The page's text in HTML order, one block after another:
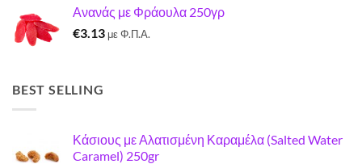
was:
€7.22.
τιμή
είναι:
Ανανάς με Φράουλα 250γρ
€3.13 με Φ.Π.Α.
BEST SELLING
Κάσιους με Αλατισμένη Καραμέλα (Salted Water
Caramel) 250gr